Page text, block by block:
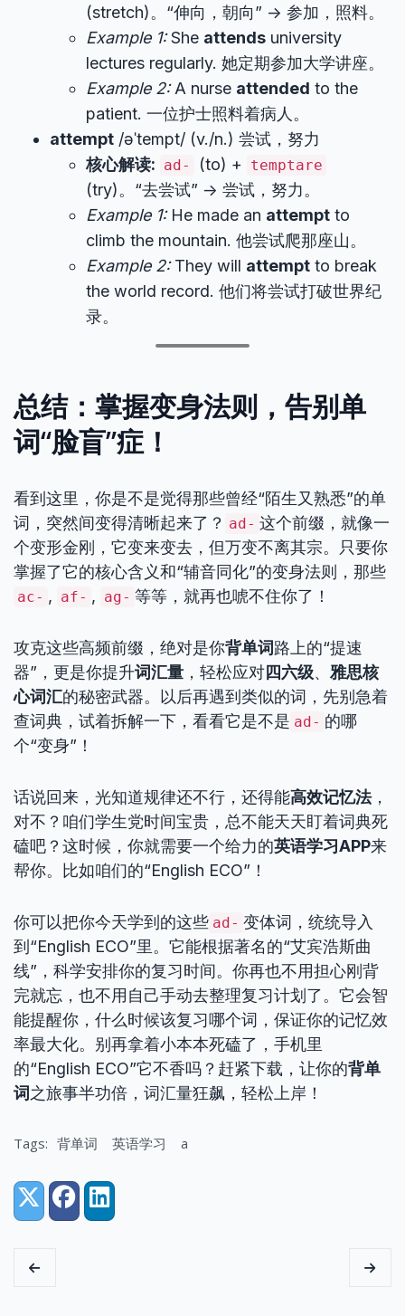
(stretch)。“伸向，朝向” -> 参加，照料。
Example 1:She attends university
lectures regularly. 她定期参加大学讲座。
Example 2:A nurse attended to the
patient. 一位护士照料着病人。
attempt /əˈtempt/ (v./n.) 尝试，努力
核心解读: ad- (to) + temptare
(try)。“去尝试” -> 尝试，努力。
Example 1:He made an attempt to
climb the mountain. 他尝试爬那座山。
Example 2:They will attempt to break
the world record. 他们将尝试打破世界纪
录。
总结：掌握变身法则，告别单
词“脸盲”症！
看到这里，你是不是觉得那些曾经“陌生又熟悉”的单
词，突然间变得清晰起来了？ ad- 这个前缀，就像一
个变形金刚，它变来变去，但万变不离其宗。只要你
掌握了它的核心含义和“辅音同化”的变身法则，那些
ac- , af- , ag- 等等，就再也唬不住你了！
攻克这些高频前缀，绝对是你背单词路上的“提速
器”，更是你提升词汇量 ，轻松应对四六级、 雅思核
心词汇的秘密武器。以后再遇到类似的词，先别急着
查词典，试着拆解一下，看看它是不是 ad- 的哪
个“变身”！
话说回来，光知道规律还不行，还得能高效记忆法，
对不？咱们学生党时间宝贵，总不能天天盯着词典死
磕吧？这时候，你就需要一个给力的英语学习APP来
帮你。比如咱们的“English ECO”！
你可以把你今天学到的这些 ad- 变体词，统统导入
到“English ECO”里。它能根据著名的“艾宾浩斯曲
线”，科学安排你的复习时间。你再也不用担心刚背
完就忘，也不用自己手动去整理复习计划了。它会智
能提醒你，什么时候该复习哪个词，保证你的记忆效
率最大化。别再拿着小本本死磕了，手机里
的“English ECO”它不香吗？赶紧下载，让你的背单
词 之旅事半功倍，词汇量狂飙，轻松上岸！
Tags: 背单词 英语学习 a
Share:
X (Twitter)
FacebookLinkedIn